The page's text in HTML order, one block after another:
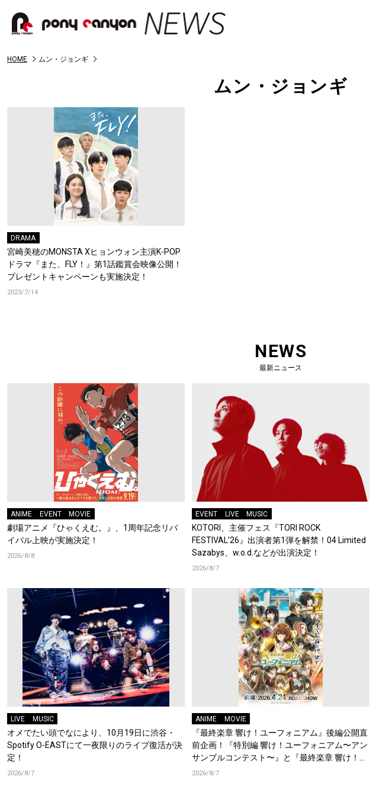
HOME ムン・ジョンギ
ムン・ジョンギ
DRAMA
宮崎美穂のMONSTA Xヒョンウォン主演K-POP
ドラマ『また、FLY！』第1話鑑賞会映像公開！
プレゼントキャンペーンも実施決定！
2023/7/14
NEWS
最新ニュース
ANIME EVENT MOVIE
劇場アニメ『ひゃくえむ。』、1周年記念リバ
イバル上映が実施決定！
2026/8/8
EVENT LIVE MUSIC
KOTORI、主催フェス『TORI ROCK
FESTIVAL’26』出演者第1弾を解禁！04 Limited
Sazabys、w.o.d.などが出演決定！
2026/8/7
LIVE MUSIC
オメでたい頭でなにより、10月19日に渋谷・
Spotify O-EASTにて一夜限りのライブ復活が決
定！
2026/8/7
ANIME MOVIE
『最終楽章 響け！ユーフォニアム』後編公開直
前企画！『特別編 響け！ユーフォニアム〜アン
サンブルコンテスト〜』と『最終楽章 響け！ユ
ーフォニアム』前編の一挙上映が決定！
2026/8/7